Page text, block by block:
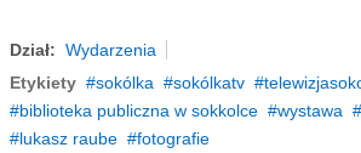
Dział: Wydarzenia
Etykiety
sokólka sokólkatv
biblioteka publiczna w sokkolce
wystawa
lukasz raube
fotografie